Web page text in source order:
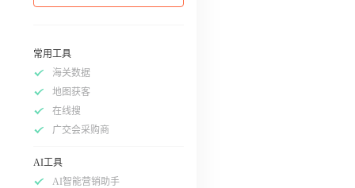
常用工具
海关数据
地图获客
在线搜
广交会采购商
AI工具
AI智能营销助手